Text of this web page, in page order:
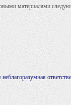
материалами